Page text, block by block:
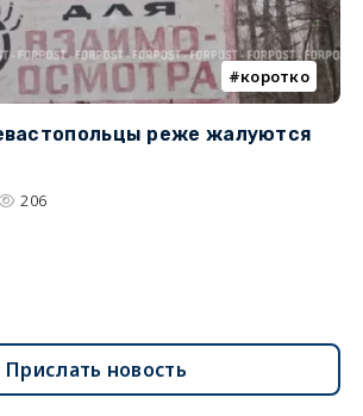
коротко
реже жалуются
206
Прислать новость